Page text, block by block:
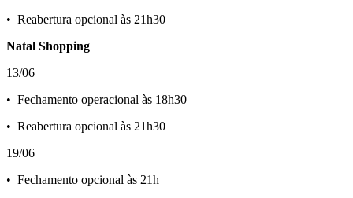
•⁠ ⁠Reabertura opcional às 21h30
Natal Shopping
13/06
•⁠ ⁠Fechamento operacional às 18h30
•⁠ ⁠Reabertura opcional às 21h30
19/06
•⁠ ⁠Fechamento opcional às 21h